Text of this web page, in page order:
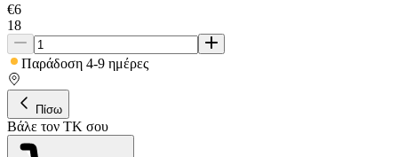
€6
18
Παράδοση 4-9 ημέρες
Πίσω
Βάλε τον ΤΚ σου